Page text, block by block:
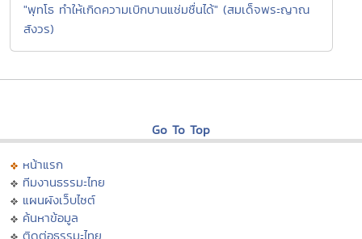
"พุทโธ ทำให้เกิดความเบิกบานแช่มชื่นได้" (สมเด็จพระญาณ
สังวร)
Go To Top
หน้าแรก
ทีมงานธรรมะไทย
แผนผังเว็บไซต์
ค้นหาข้อมูล
ติดต่อธรรมะไทย